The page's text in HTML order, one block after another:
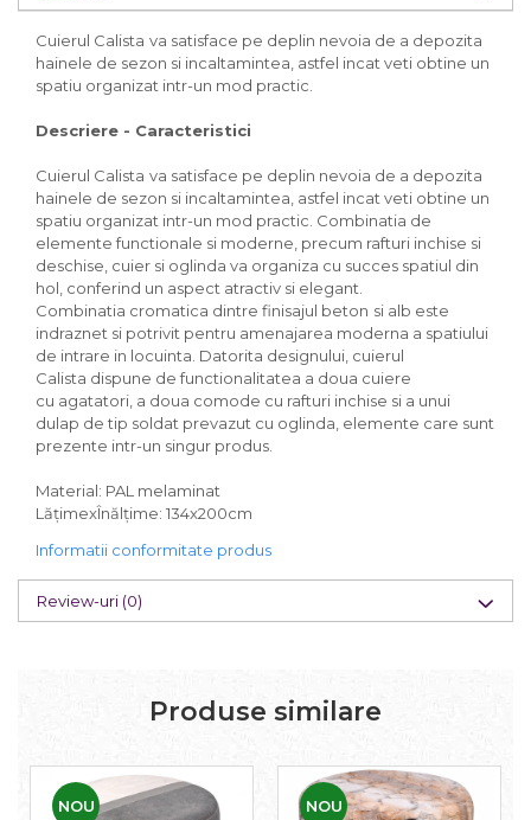
Cuierul Calista va satisface pe deplin nevoia de a depozita
hainele de sezon si incaltamintea, astfel incat veti obtine un
spatiu organizat intr-un mod practic.
Descriere - Caracteristici
Cuierul Calista va satisface pe deplin nevoia de a depozita
hainele de sezon si incaltamintea, astfel incat veti obtine un
spatiu organizat intr-un mod practic. Combinatia de
elemente functionale si moderne, precum rafturi inchise si
deschise, cuier si oglinda va organiza cu succes spatiul din
hol, conferind un aspect atractiv si elegant.
Combinatia cromatica dintre finisajul beton si alb este
indraznet si potrivit pentru amenajarea moderna a spatiului
de intrare in locuinta. Datorita designului, cuierul
Calista dispune de functionalitatea a doua cuiere
cu agatatori, a doua comode cu rafturi inchise si a unui
dulap de tip soldat prevazut cu oglinda, elemente care sunt
prezente intr-un singur produs.
Material: PAL melaminat
LățimexÎnălțime: 134x200cm
Informatii conformitate produs
Review-uri (0)
Produse similare
NOU NOU